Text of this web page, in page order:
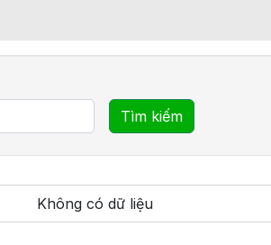
Tìm kiếm
Không có dữ liệu